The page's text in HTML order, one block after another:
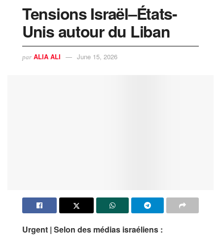
Tensions Israël–États-
Unis autour du Liban
par ALIA ALI June 15, 2026
Urgent | Selon des médias israéliens :